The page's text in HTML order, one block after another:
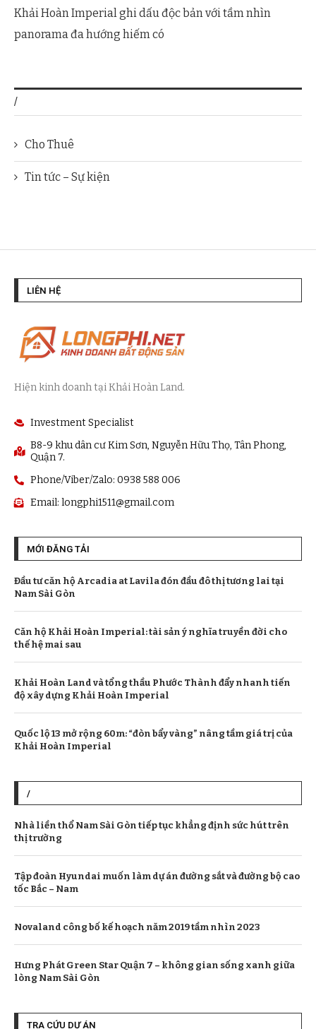
Khải Hoàn Imperial ghi dấu độc bản với tầm nhìn
panorama đa hướng hiếm có
/
Cho Thuê
Tin tức – Sự kiện
LIÊN HỆ
Hiện kinh doanh tại Khải Hoàn Land.
Investment Specialist
B8-9 khu dân cư Kim Sơn, Nguyễn Hữu Thọ, Tân Phong,
Quận 7.
Phone/Viber/Zalo: 0938 588 006
Email: longphi1511@gmail.com
MỚI ĐĂNG TẢI
Đầu tư căn hộ Arcadia at Lavila đón đầu đô thị tương lai tại
Nam Sài Gòn
Căn hộ Khải Hoàn Imperial: tài sản ý nghĩa truyền đời cho
thế hệ mai sau
Khải Hoàn Land và tổng thầu Phước Thành đẩy nhanh tiến
độ xây dựng Khải Hoàn Imperial
Quốc lộ 13 mở rộng 60m: “đòn bẩy vàng” nâng tầm giá trị của
Khải Hoàn Imperial
/
Nhà liền thổ Nam Sài Gòn tiếp tục khẳng định sức hút trên
thị trường
Tập đoàn Hyundai muốn làm dự án đường sắt và đường bộ cao
tốc Bắc – Nam
Novaland công bố kế hoạch năm 2019 tầm nhìn 2023
Hưng Phát Green Star Quận 7 – không gian sống xanh giữa
lòng Nam Sài Gòn
TRA CỨU DỰ ÁN